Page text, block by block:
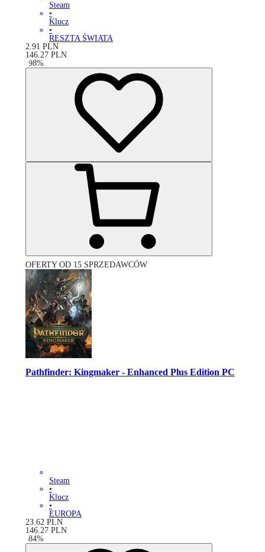
Steam
•
Klucz
•
RESZTA ŚWIATA
2.91 PLN
146.27 PLN
-98%
OFERTY OD 15 SPRZEDAWCÓW
Pathfinder: Kingmaker - Enhanced Plus Edition PC
Steam
•
Klucz
•
EUROPA
23.62 PLN
146.27 PLN
-84%